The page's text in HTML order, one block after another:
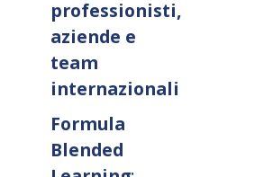
professionisti,
aziende e
team
internazionali
Formula
Blended